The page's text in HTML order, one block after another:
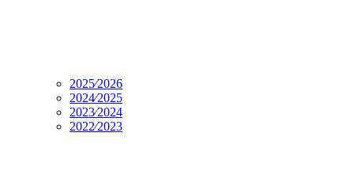
2025⁄2026
2024⁄2025
2023⁄2024
2022⁄2023